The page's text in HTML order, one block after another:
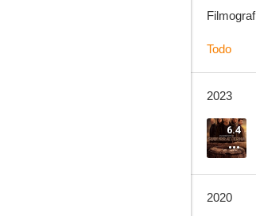
Todo
2023
6.4
2020